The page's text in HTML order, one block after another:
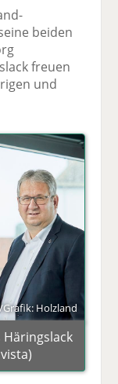
n
beiden
freuen
und
Holzland
Häringslack